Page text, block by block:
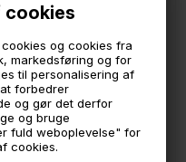
cookies
cookies og cookies fra
markedsføring og for
til personalisering af
forbedrer
og gør det derfor
og bruge
fuld weboplevelse" for
cookies.
og kolonial med
til dig der opbevarer
indholdet oppefra.
bruges til nødder, gryn,
tørvarer.
1 kilo mel. 500 gram